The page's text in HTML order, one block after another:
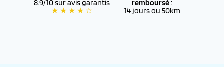
8.9/10 sur avis garantis
★ ★ ★ ★ ☆
remboursé:
14 jours ou 50km